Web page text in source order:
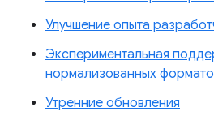
Улучшение опыта
Экспериментальная
нормализованных
Утренние обновления